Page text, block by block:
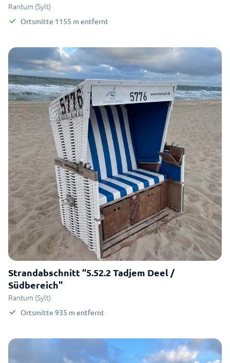
Rantum (Sylt)
Ortsmitte 1155 m entfernt
Strandabschnitt “5.52.2 Tadjem Deel /
Südbereich"
Rantum (Sylt)
Ortsmitte 935 m entfernt